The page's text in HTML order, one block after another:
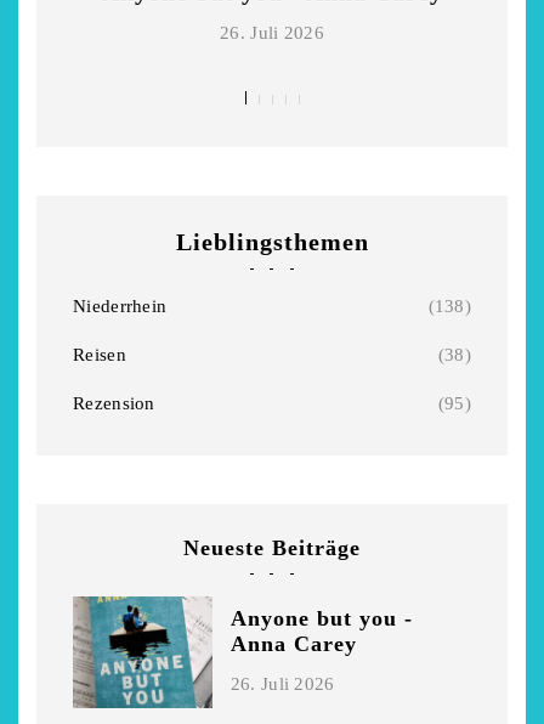
26. Juli 2026
Lieblingsthemen
Niederrhein (138)
Reisen (38)
Rezension (95)
Neueste Beiträge
Anyone but you -
Anna Carey
26. Juli 2026